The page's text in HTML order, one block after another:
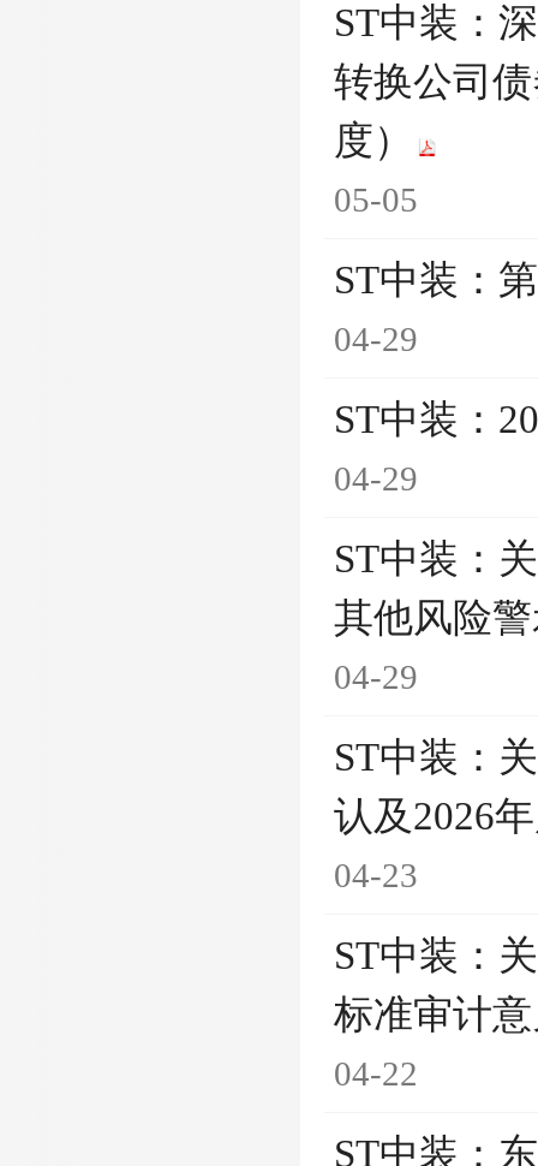
ST中装：
转换公司
度）
05-05
ST中装：
04-29
ST中装：
04-29
ST中装：
其他风险
04-29
ST中装：
认及2026
04-23
ST中装：
标准审计
04-22
ST中装：